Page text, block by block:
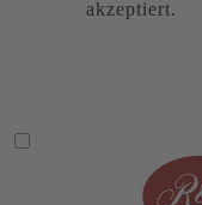
akzeptiert.